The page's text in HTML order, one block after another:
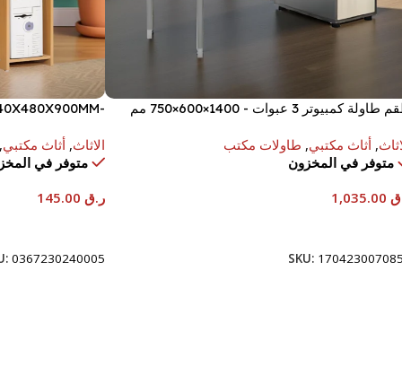
كمبيوتر 3 عبوات - 1400×600×750 مم
, أثاث مكتبي, طاولات مكتب
متوفر في المخزون
SKU:
الاثاث, أثاث مكتبي,
متوفر في
ر.ق
0367230240005